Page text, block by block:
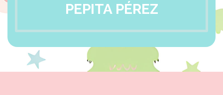
PEPITA PÉREZ